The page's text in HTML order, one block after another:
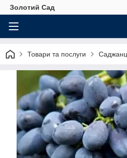
Золотий Сад
Товари та послуги